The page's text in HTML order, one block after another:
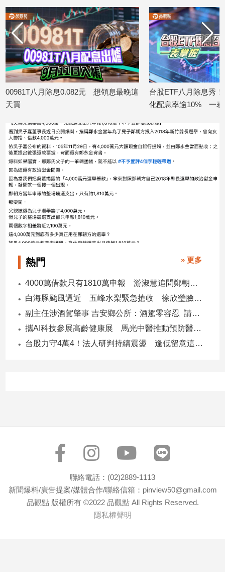
台
灣
觀
點
南
台
灣
點
娛
樂
娛
樂
星
聞
流
行/
星
座/
00981T八月除息0.082元 想領息最晚這
天買
台股ETF八月除息秀
化配息率逾10% 一表
熱門 » 更多
4000萬借款只有1810萬申報 游淑慧追問鄭朝方：2190萬差額去哪了
白海豚颱風逼近 五峰水梨緊急搶收 徐欣瑩臉書急呼「搶救五峰水梨」
副主任涉酒駕肇事 吉安鄉公所：酒駕零容忍 請辭獲准
攜AI科技參展高齡健康展 馬光中醫推動預防醫學迎接長壽新經濟
台股力守4萬4！法人研判持續震盪 逢低留意這些族群
聯絡電話：(02)2889-1113
新聞爆料/廣告提案/媒體合作/聯絡信箱：pinview50@gmail.com
品觀點 版權所有 ©2022 品觀點 All Rights Reserved.
隱私權聲明